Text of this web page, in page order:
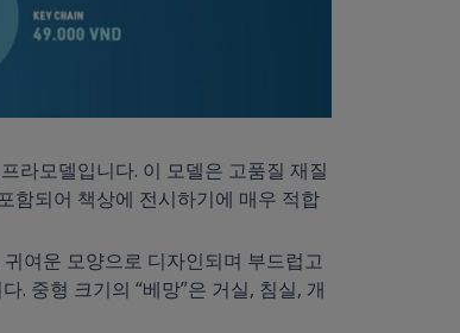
라모델입니다. 이 모델은 고품질 재질
함되어 책상에 전시하기에 매우 적합
여운 모양으로 디자인되며 부드럽고
. 중형 크기의 “베망”은 거실, 침실, 개